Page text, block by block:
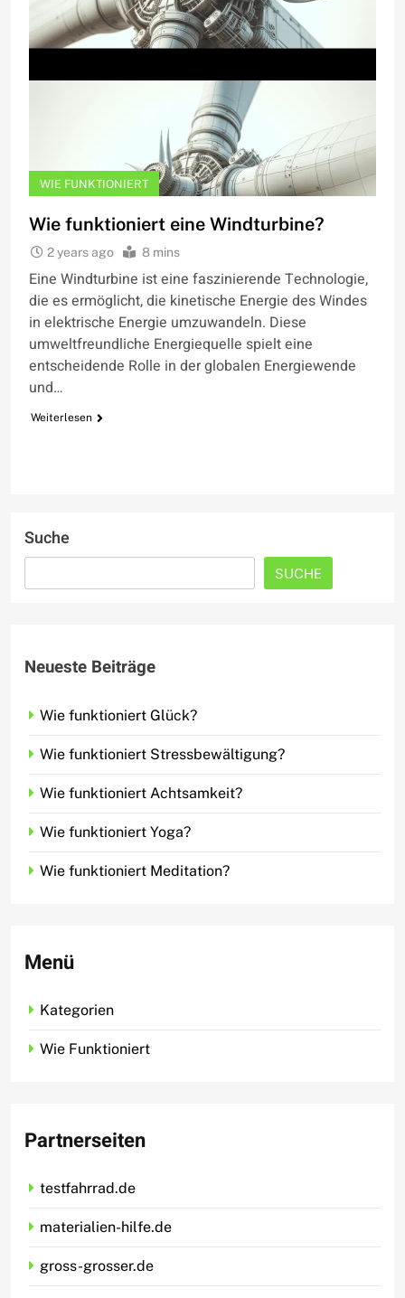
WIE FUNKTIONIERT
Wie funktioniert eine Windturbine?
2 years ago 8 mins
Eine Windturbine ist eine faszinierende Technologie,
die es ermöglicht, die kinetische Energie des Windes
in elektrische Energie umzuwandeln. Diese
umweltfreundliche Energiequelle spielt eine
entscheidende Rolle in der globalen Energiewende
und…
Weiterlesen
Suche
SUCHE
Neueste Beiträge
Wie funktioniert Glück?
Wie funktioniert Stressbewältigung?
Wie funktioniert Achtsamkeit?
Wie funktioniert Yoga?
Wie funktioniert Meditation?
Menü
Kategorien
Wie Funktioniert
Partnerseiten
testfahrrad.de
materialien-hilfe.de
gross-grosser.de